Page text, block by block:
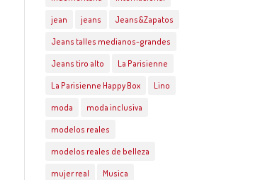
jean jeans Jeans&Zapatos
Jeans talles medianos-grandes
Jeans tiro alto La Parisienne
La Parisienne Happy Box Lino
moda moda inclusiva
modelos reales
modelos reales de belleza
mujer real Musica